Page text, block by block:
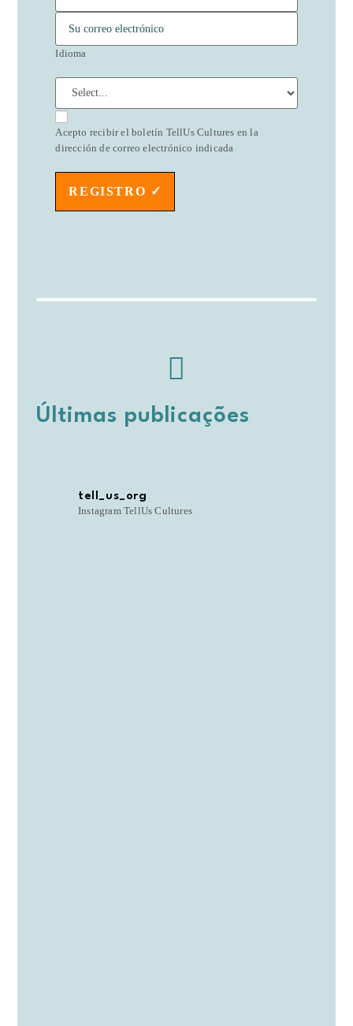
Idioma
Acepto recibir el boletín TellUs Cultures en la
dirección de correo electrónico indicada
REGISTRO ✓
Últimas publicações
tell_us_org
Instagram TellUs Cultures